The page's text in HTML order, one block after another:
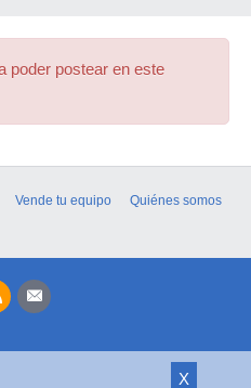
poder postear en este
X
Vende tu equipo
Quiénes somos